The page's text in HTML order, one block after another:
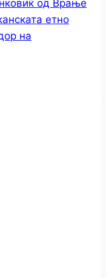
од Врање
етно
на